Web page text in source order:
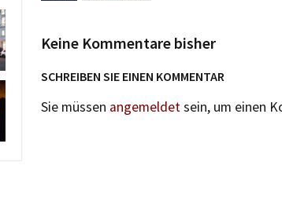
Keine Kommentare bisher
SCHREIBEN SIE EINEN KOMMENTAR
Sie müssen angemeldetsein, um einen